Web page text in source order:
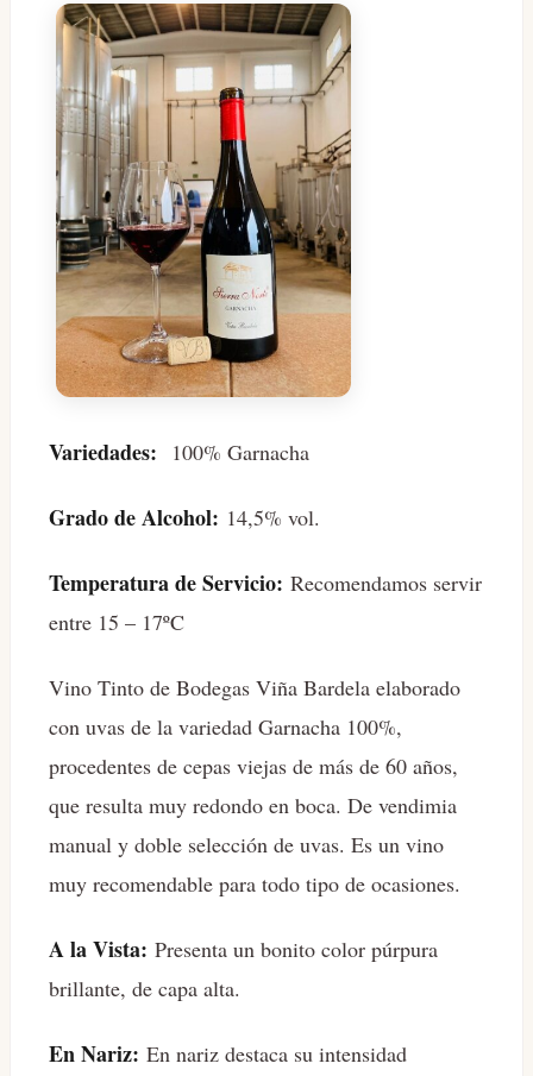
Variedades: 100% Garnacha
Grado de Alcohol: 14,5% vol.
Temperatura de Servicio: Recomendamos servir
entre 15 – 17ºC
Vino Tinto de Bodegas Viña Bardela elaborado
con uvas de la variedad Garnacha 100%,
procedentes de cepas viejas de más de 60 años,
que resulta muy redondo en boca. De vendimia
manual y doble selección de uvas. Es un vino
muy recomendable para todo tipo de ocasiones.
A la Vista: Presenta un bonito color púrpura
brillante, de capa alta.
En Nariz: En nariz destaca su intensidad